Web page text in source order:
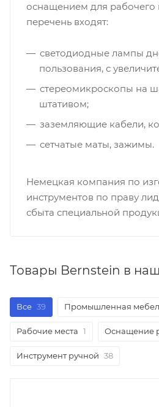
оснащением для рабочего
перечень входят:
светодиодные лампы
пользования, с
стереомикроскопы на
штативом;
заземляющие кабели,
сетчатые маты, зажимы.
Немецкая компания по
инструментов по праву
сбыта специальной
Товары Bernstein в
Все 39 Промышленная
Рабочие места 1 Оснащение
Инструмент ручной 38